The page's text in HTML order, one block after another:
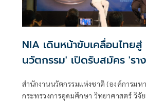
NIA เดินหน้าขับเคลื่อนไทยสู่
นวัตกรรม' เปิดรับสมัคร 'รา
แห่งชาติ 2569' ปลุกพลังนวั
ต่อพระอัจฉริยภาพ 'พระบิด
สำนักงานนวัตกรรมแห่งชาติ (องค์การมห
กระทรวงการอุดมศึกษา วิทยาศาสตร์ วิจั